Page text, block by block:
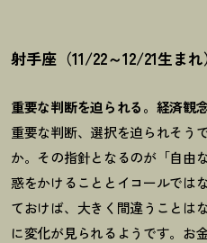
射手座（11/22～12/21生まれ
重要な判断を迫られる。経済観
重要な判断、選択を迫られそう
か。その指針となるのが「自由
惑をかけることとイコールでは
ておけば、大きく間違うことは
に変化が見られるようです。お